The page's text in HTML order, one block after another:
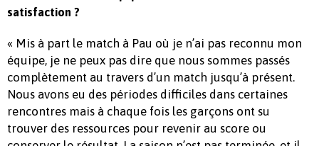
satisfaction ?
« Mis à part le match à Pau où je n’ai pas reconnu mon
équipe, je ne peux pas dire que nous sommes passés
complètement au travers d’un match jusqu’à présent.
Nous avons eu des périodes difficiles dans certaines
rencontres mais à chaque fois les garçons ont su
trouver des ressources pour revenir au score ou